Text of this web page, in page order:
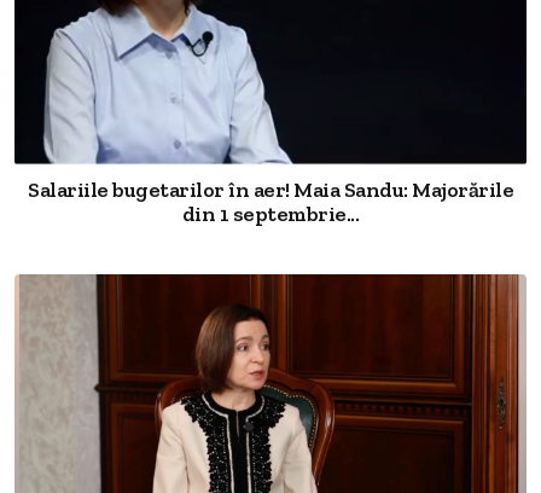
Salariile bugetarilor în aer! Maia Sandu: Majorările
din 1 septembrie...